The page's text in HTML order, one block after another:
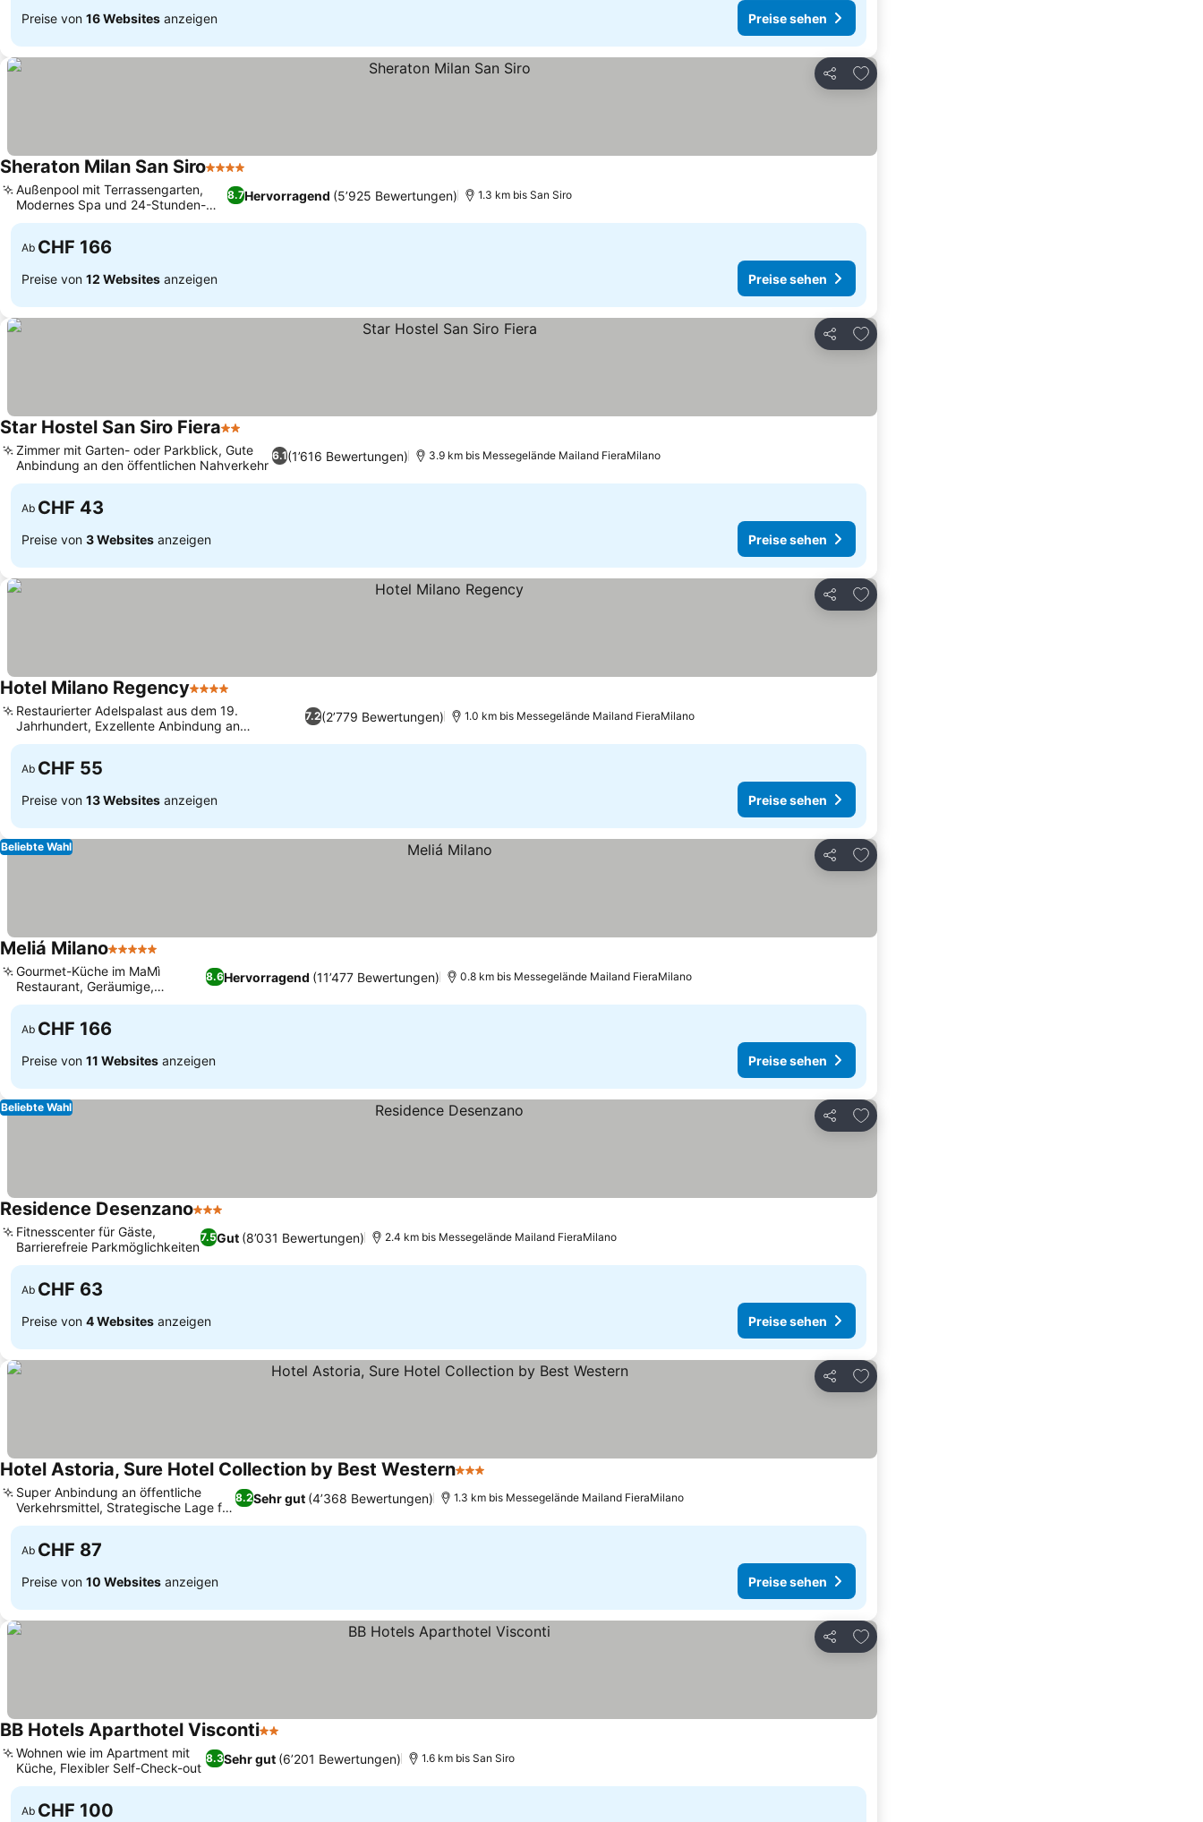
Preise von 16 Websites anzeigen Preise sehen
Teilen
Zu Favoriten hinzufügen
Sheraton Milan San Siro4 Sterne
8.7Hervorragend (5’925 Bewertungen)
Außenpool mit Terrassengarten,
Modernes Spa und 24-Stunden-
Fitnesscenter
1.3 km bis San Siro
Ab CHF 166
Preise von 12 Websites anzeigen Preise sehen
Teilen
Zu Favoriten hinzufügen
Star Hostel San Siro Fiera2 Sterne
6.1(1’616 Bewertungen)
Zimmer mit Garten- oder Parkblick, Gute
Anbindung an den öffentlichen Nahverkehr
3.9 km bis Messegelände Mailand FieraMilano
Ab CHF 43
Preise von 3 Websites anzeigen Preise sehen
Teilen
Zu Favoriten hinzufügen
Hotel Milano Regency4 Sterne
7.2(2’779 Bewertungen)
Restaurierter Adelspalast aus dem 19.
Jahrhundert, Exzellente Anbindung an
öffentliche Verkehrsmittel
1.0 km bis Messegelände Mailand FieraMilano
Ab CHF 55
Preise von 13 Websites anzeigen Preise sehen
Teilen
Zu Favoriten hinzufügen
Beliebte Wahl
Meliá Milano5 Sterne
8.6Hervorragend (11’477 Bewertungen)
Gourmet-Küche im MaMì
Restaurant, Geräumige,
renovierte Zimmer
0.8 km bis Messegelände Mailand FieraMilano
Ab CHF 166
Preise von 11 Websites anzeigen Preise sehen
Teilen
Zu Favoriten hinzufügen
Beliebte Wahl
Residence Desenzano3 Sterne
7.5Gut (8’031 Bewertungen)
Fitnesscenter für Gäste,
Barrierefreie Parkmöglichkeiten
2.4 km bis Messegelände Mailand FieraMilano
Ab CHF 63
Preise von 4 Websites anzeigen Preise sehen
Teilen
Zu Favoriten hinzufügen
Hotel Astoria, Sure Hotel Collection by Best Western3 Sterne
8.2Sehr gut (4’368 Bewertungen)
Super Anbindung an öffentliche
Verkehrsmittel, Strategische Lage für
Events
1.3 km bis Messegelände Mailand FieraMilano
Ab CHF 87
Preise von 10 Websites anzeigen Preise sehen
Teilen
Zu Favoriten hinzufügen
BB Hotels Aparthotel Visconti2 Sterne
8.3Sehr gut (6’201 Bewertungen)
Wohnen wie im Apartment mit
Küche, Flexibler Self-Check-out
1.6 km bis San Siro
Ab CHF 100